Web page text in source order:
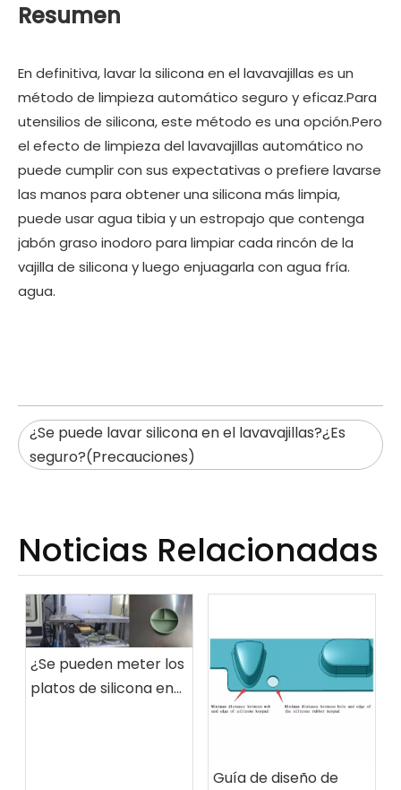
Resumen
En definitiva, lavar la silicona en el lavavajillas es un
método de limpieza automático seguro y eficaz.Para
utensilios de silicona, este método es una opción.Pero
el efecto de limpieza del lavavajillas automático no
puede cumplir con sus expectativas o prefiere lavarse
las manos para obtener una silicona más limpia,
puede usar agua tibia y un estropajo que contenga
jabón graso inodoro para limpiar cada rincón de la
vajilla de silicona y luego enjuagarla con agua fría.
agua.
¿Se puede lavar silicona en el lavavajillas?¿Es
seguro?(Precauciones)
Noticias Relacionadas
¿Se pueden meter los
platos de silicona en
Guía de diseño de